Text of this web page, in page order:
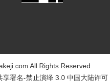
All Rights Reserved
享署名-禁止演绎 3.0 中国大陆许可